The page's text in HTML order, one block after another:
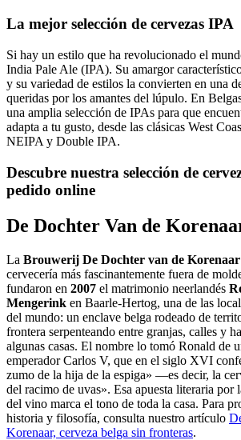
La mejor selección de cervezas IPA
Si hay un estilo que ha revolucionado el
India Pale Ale (IPA). Su amargor
y su variedad de estilos la convierten en una
queridas por los amantes del lúpulo. En
una amplia selección de IPAs para que
adapta a tu gusto, desde las clásicas West
NEIPA y Double IPA.
Descubre nuestra selección de
pedido online
De Dochter Van de
La Brouwerij De Dochter van de Korenaar
cervecería más fascinantemente fuera de
fundaron en 2007 el matrimonio neerlandés
Mengerink en Baarle-Hertog, una de las
del mundo: un enclave belga rodeado de
frontera serpenteando entre granjas, calles y
algunas casas. El nombre lo tomó Ronald de
emperador Carlos V, que en el siglo XVI
zumo de la hija de la espiga» —es decir, la
del racimo de uvas». Esa apuesta literaria por
del vino marca el tono de toda la casa. Para
historia y filosofía, consulta nuestro artículo
Korenaar, cerveza belga sin fronteras.